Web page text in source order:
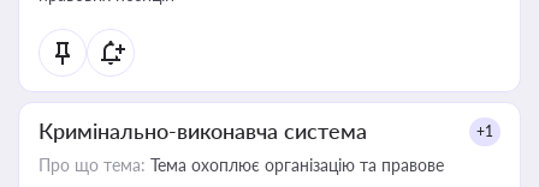
Кримінально-виконавча система +1
Про що тема: Тема охоплює організацію та правове